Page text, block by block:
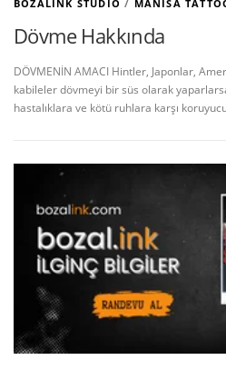
BOZALINK STUDIO / MANISA
Dövme Hakkında
DÖVMENİN AMACI Hintler, Japonlar,
kabileler dövmeyi bir süs olarak
hastalıklara ve kötü ruhlara karşı